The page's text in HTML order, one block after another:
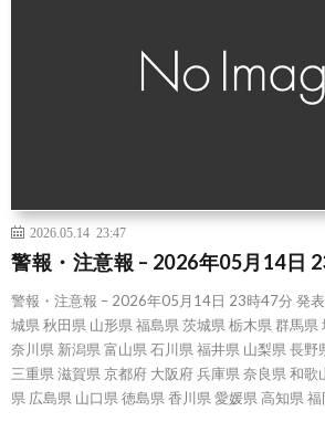
2026.05.14 23:47
警報・注意報 – 2026年05月14日
警報・注意報 – 2026年05月14日 23時47分 発
城県 秋田県 山形県 福島県 茨城県 栃木県 群馬県
奈川県 新潟県 富山県 石川県 福井県 山梨県 長野
三重県 滋賀県 京都府 大阪府 兵庫県 奈良県 和歌
県 広島県 山口県 徳島県 香川県 愛媛県 高知県